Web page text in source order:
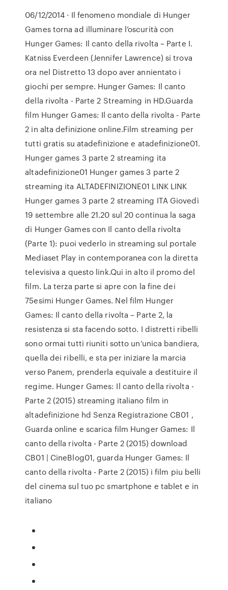
06/12/2014 · Il fenomeno mondiale di Hunger
Games torna ad illuminare l’oscurità con
Hunger Games: Il canto della rivolta – Parte I.
Katniss Everdeen (Jennifer Lawrence) si trova
ora nel Distretto 13 dopo aver annientato i
giochi per sempre. Hunger Games: Il canto
della rivolta - Parte 2 Streaming in HD.Guarda
film Hunger Games: Il canto della rivolta - Parte
2 in alta definizione online.Film streaming per
tutti gratis su atadefinizione e atadefinizione01.
Hunger games 3 parte 2 streaming ita
altadefinizione01 Hunger games 3 parte 2
streaming ita ALTADEFINIZIONE01 LINK LINK
Hunger games 3 parte 2 streaming ITA Giovedì
19 settembre alle 21.20 sul 20 continua la saga
di Hunger Games con Il canto della rivolta
(Parte 1): puoi vederlo in streaming sul portale
Mediaset Play in contemporanea con la diretta
televisiva a questo link.Qui in alto il promo del
film. La terza parte si apre con la fine dei
75esimi Hunger Games. Nel film Hunger
Games: Il canto della rivolta – Parte 2, la
resistenza si sta facendo sotto. I distretti ribelli
sono ormai tutti riuniti sotto un’unica bandiera,
quella dei ribelli, e sta per iniziare la marcia
verso Panem, prenderla equivale a destituire il
regime. Hunger Games: Il canto della rivolta -
Parte 2 (2015) streaming italiano film in
altadefinizione hd Senza Registrazione CB01 ,
Guarda online e scarica film Hunger Games: Il
canto della rivolta - Parte 2 (2015) download
CB01 | CineBlog01, guarda Hunger Games: Il
canto della rivolta - Parte 2 (2015) i film piu belli
del cinema sul tuo pc smartphone e tablet e in
italiano